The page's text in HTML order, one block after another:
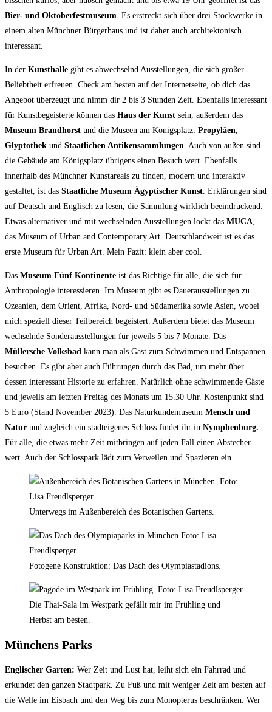
Bier- und Oktoberfestmuseum . Es erstreckt sich über drei Stockwerke in
einem alten Münchner Bürgerhaus und ist daher auch architektonisch
interessant.
In der Kunsthalle gibt es abwechselnd Ausstellungen, die sich großer
Beliebtheit erfreuen. Check am besten auf der Internetseite, ob dich das
Angebot überzeugt und nimm dir 2 bis 3 Stunden Zeit. Ebenfalls interessant
für Kunstbegeisterte können das Haus der Kunst sein, außerdem das
Museum Brandhorst und die Museen am Königsplatz: Propyläen
Glyptothek und Staatlichen Antikensammlungen . Auch von außen sind
die Gebäude am Königsplatz übrigens einen Besuch wert. Ebenfalls
innerhalb des Münchner Kunstareals zu finden, modern und interaktiv
gestaltet, ist das Staatliche Museum Ägyptischer Kunst . Erklärungen sind
auf Deutsch und Englisch zu lesen, die Sammlung wirklich beeindruckend.
Etwas alternativer und mit wechselnden Ausstellungen lockt das MUCA
das Museum of Urban and Contemporary Art. Deutschlandweit ist es das
erste Museum für Urban Art. Mein Fazit: klein aber cool.
Das Museum Fünf Kontinente ist das Richtige für alle, die sich für
Anthropologie interessieren. Im Museum gibt es Dauerausstellungen zu
Ozeanien, dem Orient, Afrika, Nord- und Südamerika sowie Asien, wobei
mich speziell dieser Teilbereich begeistert. Außerdem bietet das Museum
wechselnde Sonderausstellungen für jeweils 5 bis 7 Monate. Das
Müllersche Volksbad kann man als Gast zum Schwimmen und Entspannen
besuchen. Es gibt aber auch Führungen durch das Bad, um mehr über
dessen interessant Historie zu erfahren. Natürlich ohne schwimmende Gäste
und jeweils am letzten Freitag des Monats um 15.30 Uhr. Kostenpunkt sind
5 Euro (Stand November 2023). Das Naturkundemuseum Mensch und
Natur und zugleich ein stadteigenes Schloss findet ihr in Nymphenburg.
Für alle, die etwas mehr Zeit mitbringen auf jeden Fall einen Abstecher
wert. Auch der Schlosspark lädt zum Verweilen und Spazieren ein.
Unterwegs im Außenbereich des Botanischen Gartens.
Fotogene Konstruktion: Das Dach des Olympiastadions.
Die Thai-Sala im Westpark gefällt mir im Frühling und
Herbst am besten.
Münchens Parks
Englischer Garten: Wer Zeit und Lust hat, leiht sich ein Fahrrad und
erkundet den ganzen Stadtpark. Zu Fuß und mit weniger Zeit am besten auf
die Welle im Eisbach und den Weg bis zum Monopterus beschränken. Wer